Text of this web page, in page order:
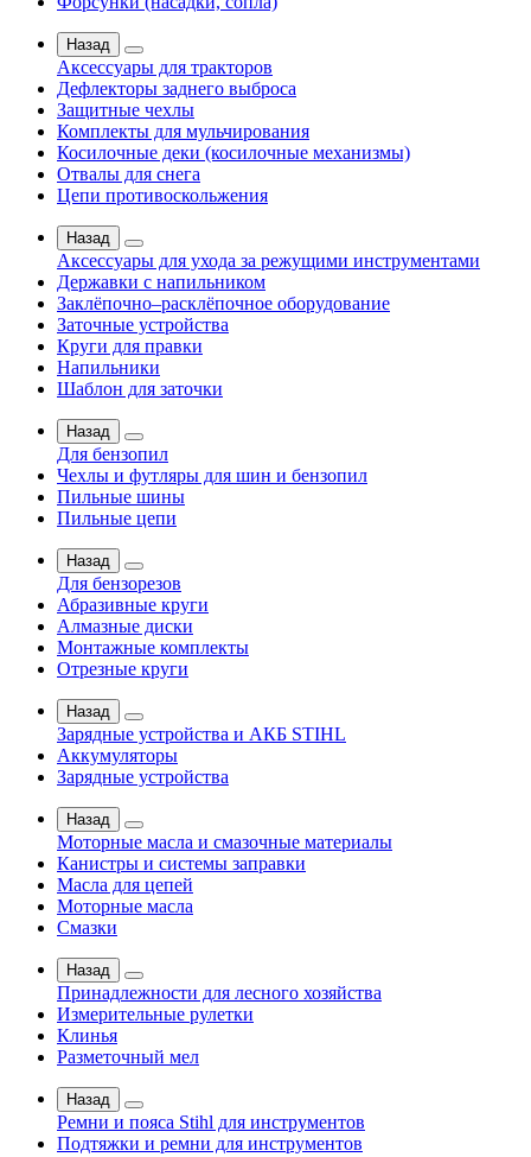
Назад
Аксессуары для тракторов
Дефлекторы заднего выброса
Защитные чехлы
Комплекты для мульчирования
Косилочные деки (косилочные механизмы)
Отвалы для снега
Цепи противоскольжения
Назад
Аксессуары для ухода за режущими инструментами
Державки с напильником
Заклёпочно–расклёпочное оборудование
Заточные устройства
Круги для правки
Напильники
Шаблон для заточки
Назад
Для бензопил
Чехлы и футляры для шин и бензопил
Пильные шины
Пильные цепи
Назад
Для бензорезов
Абразивные круги
Алмазные диски
Монтажные комплекты
Отрезные круги
Назад
Зарядные устройства и АКБ STIHL
Аккумуляторы
Зарядные устройства
Назад
Моторные масла и смазочные материалы
Канистры и системы заправки
Масла для цепей
Моторные масла
Смазки
Назад
Принадлежности для лесного хозяйства
Измерительные рулетки
Клинья
Разметочный мел
Назад
Ремни и пояса Stihl для инструментов
Подтяжки и ремни для инструментов